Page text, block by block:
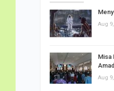
Aug
Misa
Aug